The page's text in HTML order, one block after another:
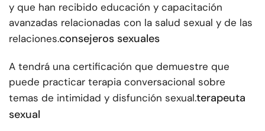
y que han recibido educación y capacitación
avanzadas relacionadas con la salud sexual y de las
relaciones.consejeros sexuales
A tendrá una certificación que demuestre que
puede practicar terapia conversacional sobre
temas de intimidad y disfunción sexual.terapeuta
sexual